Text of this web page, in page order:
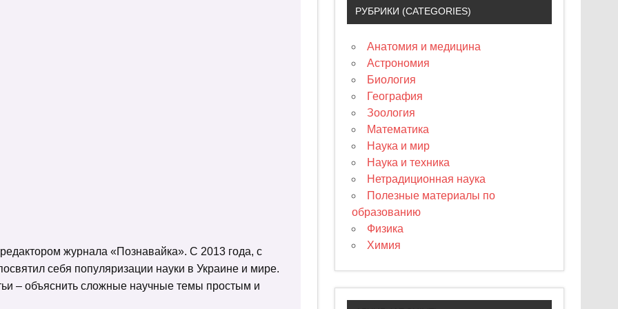
журнала «Познавайка». С 2013 года, с
себя популяризации науки в Украине и мире.
– объяснить сложные научные темы простым и
РУБРИКИ (CATEGORIES)
Анатомия и медицина
Астрономия
Биология
География
Зоология
Математика
Наука и мир
Наука и техника
Нетрадиционная наука
Полезные материалы по
образованию
Физика
Химия